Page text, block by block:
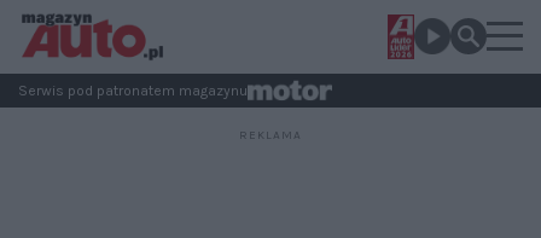
Serwis pod patronatem magazynu